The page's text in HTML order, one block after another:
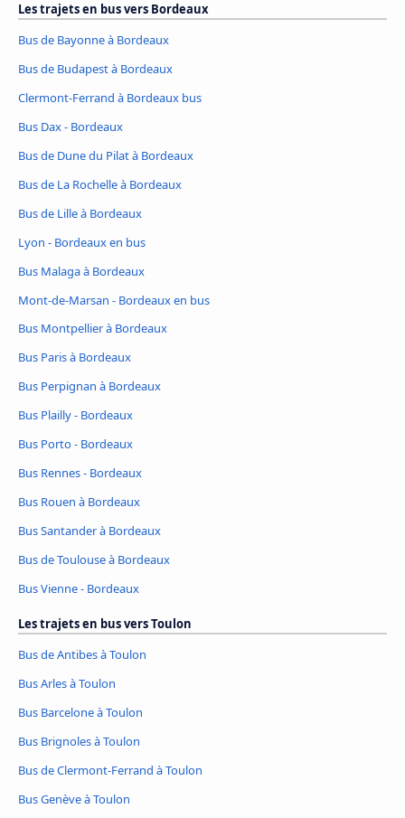
Les trajets en bus vers Bordeaux
Bus de Bayonne à Bordeaux
Bus de Budapest à Bordeaux
Clermont-Ferrand à Bordeaux bus
Bus Dax - Bordeaux
Bus de Dune du Pilat à Bordeaux
Bus de La Rochelle à Bordeaux
Bus de Lille à Bordeaux
Lyon - Bordeaux en bus
Bus Malaga à Bordeaux
Mont-de-Marsan - Bordeaux en bus
Bus Montpellier à Bordeaux
Bus Paris à Bordeaux
Bus Perpignan à Bordeaux
Bus Plailly - Bordeaux
Bus Porto - Bordeaux
Bus Rennes - Bordeaux
Bus Rouen à Bordeaux
Bus Santander à Bordeaux
Bus de Toulouse à Bordeaux
Bus Vienne - Bordeaux
Les trajets en bus vers Toulon
Bus de Antibes à Toulon
Bus Arles à Toulon
Bus Barcelone à Toulon
Bus Brignoles à Toulon
Bus de Clermont-Ferrand à Toulon
Bus Genève à Toulon